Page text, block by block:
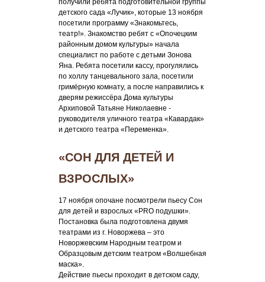
получили ребята подготовительной группы
детского сада «Лучик», которые 13 ноября
посетили программу «Знакомьтесь,
театр!». Знакомство ребят с «Опочецким
районным домом культуры» начала
специалист по работе с детьми Зонова
Яна. Ребята посетили кассу, прогулялись
по холлу танцевального зала, посетили
гримёрную комнату, а после направились к
дверям режиссёра Дома культуры
Архиповой Татьяне Николаевне -
руководителя уличного театра «Кавардак»
и детского театра «Переменка».
«СОН ДЛЯ ДЕТЕЙ И
ВЗРОСЛЫХ»
17 ноября опочане посмотрели пьесу Сон
для детей и взрослых «PRO подушки».
Постановка была подготовлена двумя
театрами из г. Новоржева – это
Новоржевским Народным театром и
Образцовым детским театром «Волшебная
маска».
Действие пьесы проходит в детском саду,